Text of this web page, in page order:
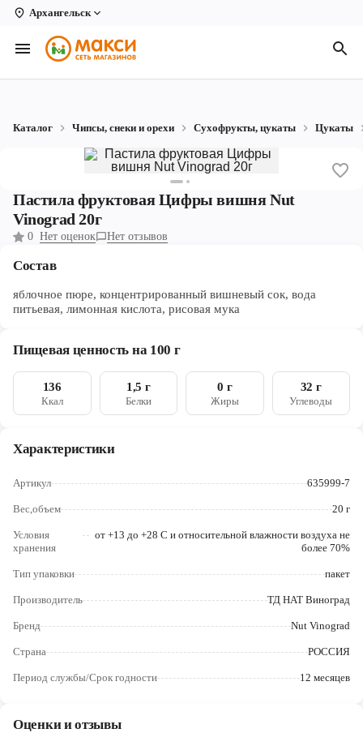
Архангельск
Вологда
Архангельск
Коряжма
Котлас
Новодвинск
Рыбинск
Череповец
Ярославль
Каталог Чипсы, снеки и орехи Сухофрукты, цукаты Цукаты
Пастила фруктовая Цифры вишня Nut
Vinograd 20г
0 Нет оценок Нет отзывов
Состав
яблочное пюре, концентрированный вишневый сок, вода
питьевая, лимонная кислота, рисовая мука
Пищевая ценность на 100 г
136
Ккал
1,5 г
Белки
0 г
Жиры
32 г
Углеводы
Характеристики
Артикул 635999-7
Вес,объем 20 г
Условия
хранения
от +13 до +28 C и относительной влажности воздуха не
более 70%
Тип упаковки пакет
Производитель ТД НАТ Виноград
Бренд Nut Vinograd
Страна РОССИЯ
Период службы/Срок годности 12 месяцев
Оценки и отзывы